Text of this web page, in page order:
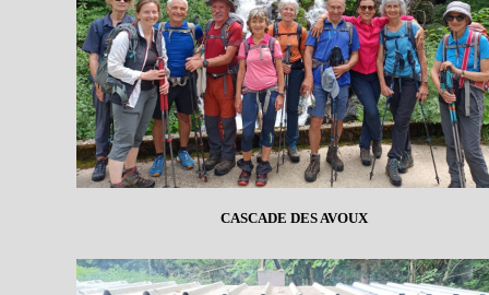
CASCADE DES AVOUX